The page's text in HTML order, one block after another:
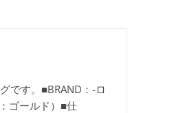
です。■BRAND：-ロ
ゴールド）■仕